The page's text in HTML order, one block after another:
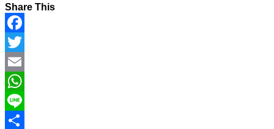
Share This
Facebook
Twitter
Email
WhatsApp
Line